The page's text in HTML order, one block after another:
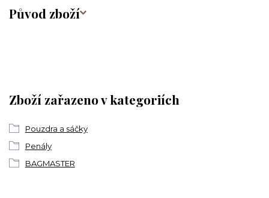
Původ zboží
Zboží zařazeno v kategoriích
Pouzdra a sáčky
Penály
BAGMASTER